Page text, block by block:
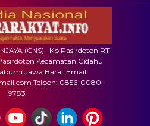
(CNS) Kp Pasirdoton RT
Kecamatan Cidahu
Jawa Barat Email:
Telpon: 0856-0080-
9783